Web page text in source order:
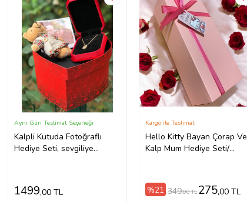
Kalpli Kutuda Fotoğraflı
Hediye Seti, sevgiliye
geçmiş olsun hediyesi, kız
arkadaş hediyesi, yıldönümü
Aynı Gün Teslimat Seçeneği
1499,00 TL
Hello Kitty Bayan Çorap Ve
Kalp Mum Hediye Seti/
(A.Pembe)
Kargo ile Teslimat
%21 349,00 TL 275,00 TL